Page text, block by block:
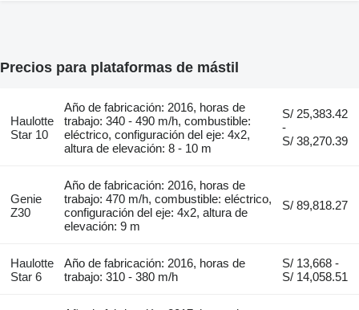
Precios para plataformas de mástil
Haulotte
Star 10
Año de fabricación: 2016, horas de
trabajo: 340 - 490 m/h, combustible:
eléctrico, configuración del eje: 4x2,
altura de elevación: 8 - 10 m
S/ 25,383.42
-
S/ 38,270.39
Genie
Z30
Año de fabricación: 2016, horas de
trabajo: 470 m/h, combustible: eléctrico,
configuración del eje: 4x2, altura de
elevación: 9 m
S/ 89,818.27
Haulotte
Star 6
Año de fabricación: 2016, horas de
trabajo: 310 - 380 m/h
S/ 13,668 -
S/ 14,058.51